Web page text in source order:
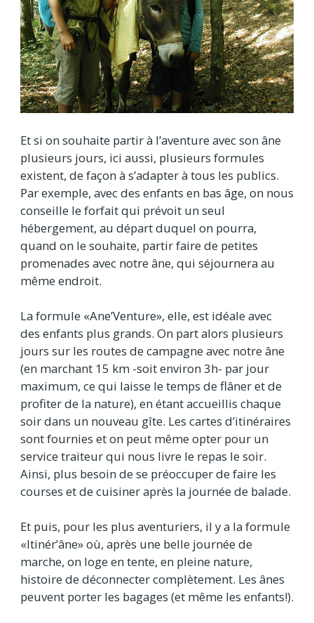
Et si on souhaite partir à l’aventure avec son âne
plusieurs jours, ici aussi, plusieurs formules
existent, de façon à s’adapter à tous les publics.
Par exemple, avec des enfants en bas âge, on nous
conseille le forfait qui prévoit un seul
hébergement, au départ duquel on pourra,
quand on le souhaite, partir faire de petites
promenades avec notre âne, qui séjournera au
même endroit.
La formule «Ane’Venture», elle, est idéale avec
des enfants plus grands. On part alors plusieurs
jours sur les routes de campagne avec notre âne
(en marchant 15 km -soit environ 3h- par jour
maximum, ce qui laisse le temps de flâner et de
profiter de la nature), en étant accueillis chaque
soir dans un nouveau gîte. Les cartes d’itinéraires
sont fournies et on peut même opter pour un
service traiteur qui nous livre le repas le soir.
Ainsi, plus besoin de se préoccuper de faire les
courses et de cuisiner après la journée de balade.
Et puis, pour les plus aventuriers, il y a la formule
«Itinér’âne» où, après une belle journée de
marche, on loge en tente, en pleine nature,
histoire de déconnecter complètement. Les ânes
peuvent porter les bagages (et même les enfants!).